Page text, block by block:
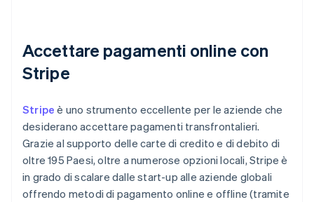
Accettare pagamenti online con
Stripe
Stripe è uno strumento eccellente per le aziende che
desiderano accettare pagamenti transfrontalieri.
Grazie al supporto delle carte di credito e di debito di
oltre 195 Paesi, oltre a numerose opzioni locali, Stripe è
in grado di scalare dalle start-up alle aziende globali
offrendo metodi di pagamento online e offline (tramite